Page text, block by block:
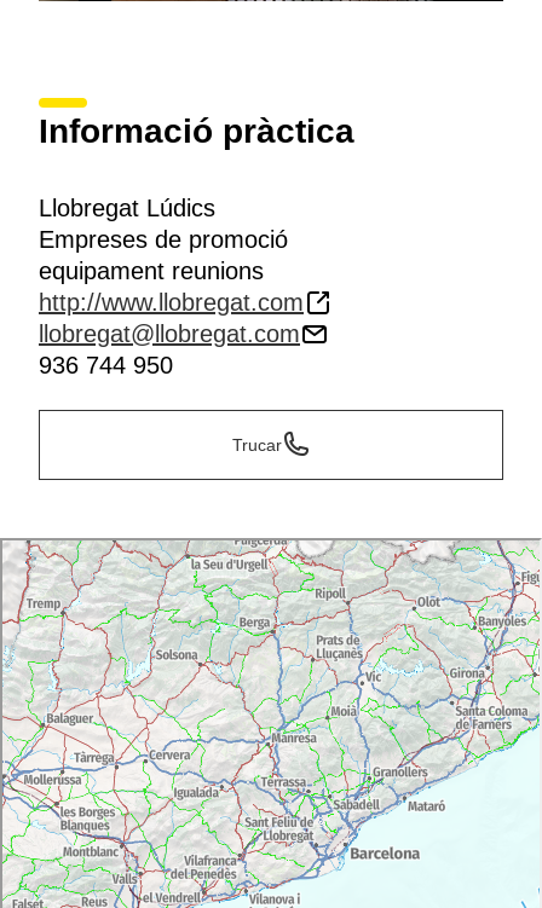
Informació pràctica
Llobregat Lúdics
Empreses de promoció
equipament reunions
http://www.llobregat.com
llobregat@llobregat.com
936 744 950
Trucar